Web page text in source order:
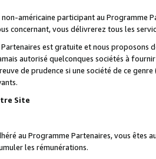
non-américaine participant au
concernant, vous délivrerez tous les
est gratuite et nous proposons
autorisé quelconques sociétés à
de prudence si une société de ce
Site
au Programme Partenaires, vous êtes
les rémunérations.